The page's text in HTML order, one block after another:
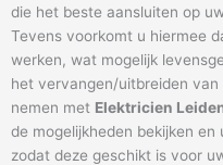
die het beste aansluiten op
Tevens voorkomt u hiermee
werken, wat mogelijk
het vervangen/uitbreiden
nemen met Elektricien
de mogelijkheden bekijken
zodat deze geschikt is voor